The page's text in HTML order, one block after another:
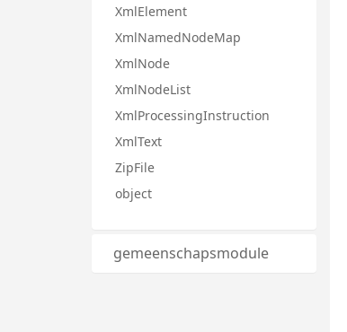
XmlElement
XmlNamedNodeMap
XmlNode
XmlNodeList
XmlProcessingInstruction
XmlText
ZipFile
object
gemeenschapsmodule